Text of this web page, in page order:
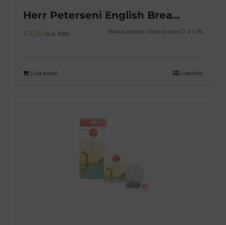
Herr Peterseni English Breakfast must tee
€3,50 (sis. KM) Maksa kolmes võrdses osas 3 x 1.17€
Lisa korvi Lisainfo